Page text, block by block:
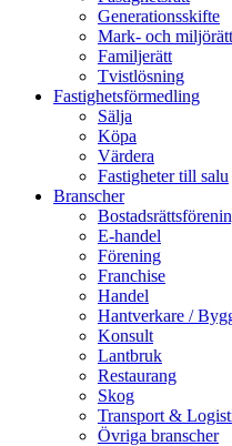
Generationsskifte
Mark- och miljörätt
Familjerätt
Tvistlösning
Fastighetsförmedling
Sälja
Köpa
Värdera
Fastigheter till salu
Branscher
E-handel
Förening
Franchise
Handel
Hantverkare /
Konsult
Lantbruk
Restaurang
Skog
Transport &
Övriga branscher